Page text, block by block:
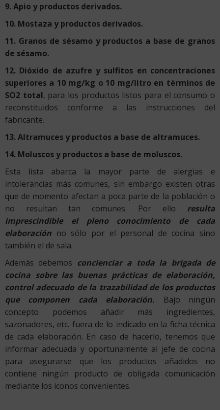
9. Apio y productos derivados.
10. Mostaza y productos derivados.
11. Granos de sésamo y productos a base de granos
de sésamo.
12. Dióxido de azufre y sulfitos en concentraciones
superiores a 10 mg/kg o 10 mg/litro en términos de
SO2 total, para los productos listos para el consumo o
reconstituidos conforme a las instrucciones del
fabricante.
13. Altramuces y productos a base de altramuces.
14. Moluscos y productos a base de moluscos.
Esta lista abarca la mayor parte de alergias e
intolerancias más comunes, sin embargo existen otras
que de momento afectan a poca parte de la población o
no resultan tan comunes. Por ello resulta
imprescindible el pleno conocimiento de cada
elaboración no sólo por el personal de cocina sino
también el de sala.
Además debemos concienciar a toda la brigada de
cocina sobre las buenas prácticas de elaboración,
control adecuado de la trazabilidad de los productos
que componen cada elaboración.
Bajo ningún
concepto podemos añadir más ingredientes,
sazonadores, etc. fuera de lo indicado en la ficha técnica
de cada elaboración. En caso de hacerlo, tenemos que
informar adecuada y oportunamente al jefe de cocina
para asegurarse que los productos añadidos no
contiene ningún producto de obligada comunicación
mediante los iconos convenientes.